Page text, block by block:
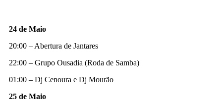
24 de Maio
20:00 – Abertura de Jantares
22:00 – Grupo Ousadia (Roda de Samba)
01:00 – Dj Cenoura e Dj Mourão
25 de Maio